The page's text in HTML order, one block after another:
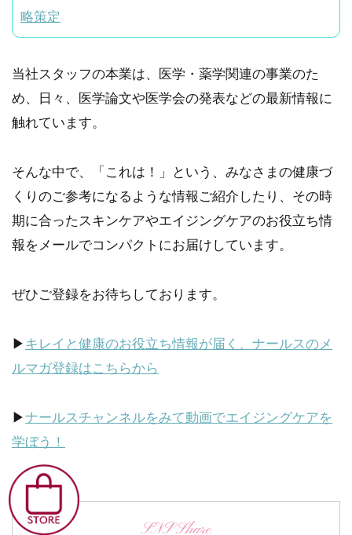
略策定
当社スタッフの本業は、医学・薬学関連の事業のた
め、日々、医学論文や医学会の発表などの最新情報に
触れています。
そんな中で、「これは！」という、みなさまの健康づ
くりのご参考になるような情報ご紹介したり、その時
期に合ったスキンケアやエイジングケアのお役立ち情
報をメールでコンパクトにお届けしています。
ぜひご登録をお待ちしております。
▶ キレイと健康のお役立ち情報が届く、ナールスのメ
ルマガ登録はこちらから
▶ナールスチャンネルをみて動画でエイジングケアを
学ぼう！
SNS Share